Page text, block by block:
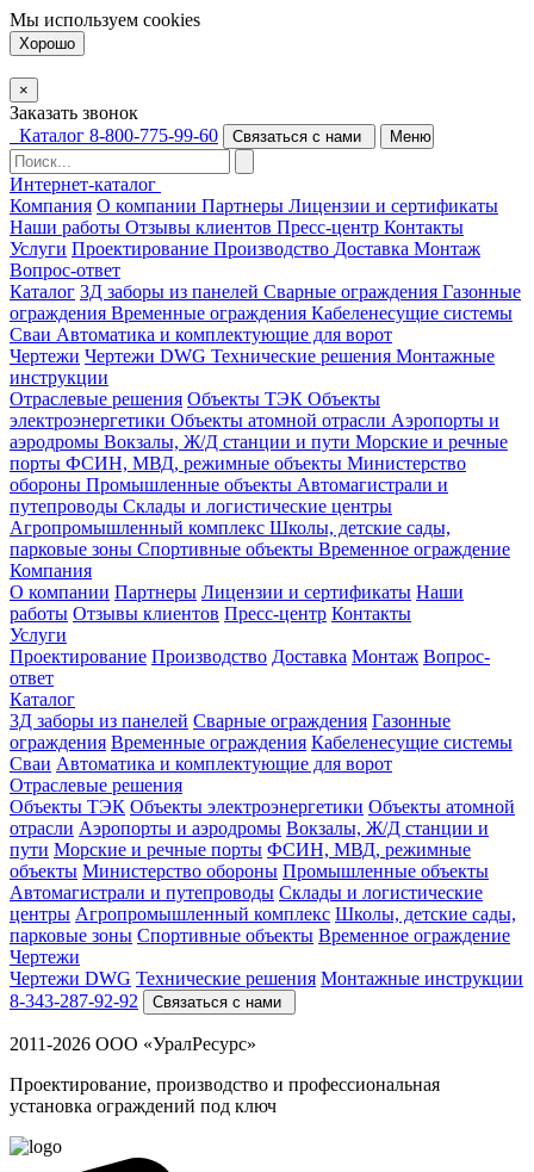
Мы используем cookies
Хорошо
×
Заказать звонок
Каталог 8-800-775-99-60 Связаться с нами Меню
Интернет-каталог
Компания О компании Партнеры Лицензии и сертификаты
Наши работы Отзывы клиентов Пресс-центр Контакты
Услуги Проектирование Производство Доставка Монтаж
Вопрос-ответ
Каталог 3Д заборы из панелей Сварные ограждения Газонные
ограждения Временные ограждения Кабеленесущие системы
Cваи Автоматика и комплектующие для ворот
Чертежи Чертежи DWG Технические решения Монтажные
инструкции
Отраслевые решения Объекты ТЭК Объекты
электроэнергетики Объекты атомной отрасли Аэропорты и
аэродромы Вокзалы, Ж/Д станции и пути Морские и речные
порты ФСИН, МВД, режимные объекты Министерство
обороны Промышленные объекты Автомагистрали и
путепроводы Склады и логистические центры
Агропромышленный комплекс Школы, детские сады,
парковые зоны Спортивные объекты Временное ограждение
Компания
О компании Партнеры Лицензии и сертификаты Наши
работы Отзывы клиентов Пресс-центр Контакты
Услуги
Проектирование Производство Доставка Монтаж Вопрос-
ответ
Каталог
3Д заборы из панелей Сварные ограждения Газонные
ограждения Временные ограждения Кабеленесущие системы
Cваи Автоматика и комплектующие для ворот
Отраслевые решения
Объекты ТЭК Объекты электроэнергетики Объекты атомной
отрасли Аэропорты и аэродромы Вокзалы, Ж/Д станции и
пути Морские и речные порты ФСИН, МВД, режимные
объекты Министерство обороны Промышленные объекты
Автомагистрали и путепроводы Склады и логистические
центры Агропромышленный комплекс Школы, детские сады,
парковые зоны Спортивные объекты Временное ограждение
Чертежи
Чертежи DWG Технические решения Монтажные инструкции
8-343-287-92-92
Связаться с нами
2011-2026 ООО «УралРесурс»
Проектирование, производство и профессиональная
установка ограждений под ключ